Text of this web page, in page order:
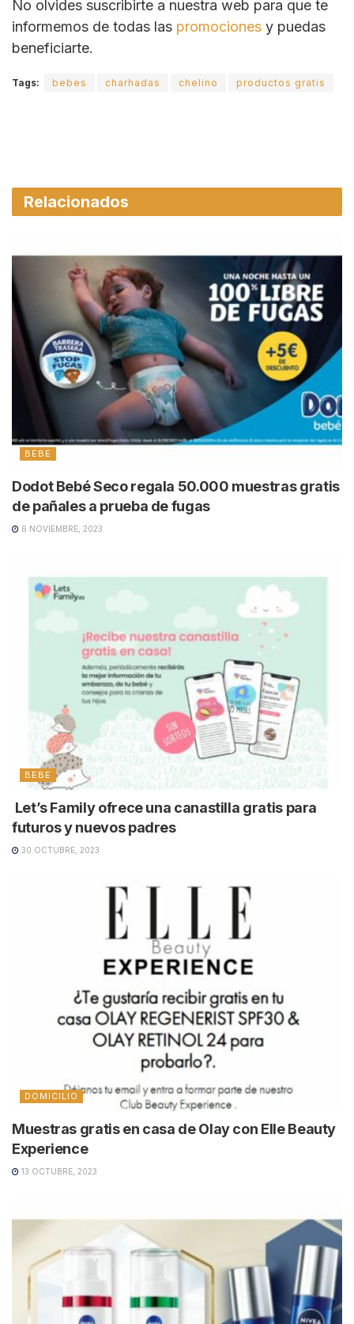
No olvides suscribirte a nuestra web para que te
informemos de todas las promociones y puedas
beneficiarte.
Tags: bebes charhadas chelino productos gratis
Relacionados
BEBE
Dodot Bebé Seco regala 50.000 muestras gratis
de pañales a prueba de fugas
6 NOVIEMBRE, 2023
BEBE
Let’s Family ofrece una canastilla gratis para
futuros y nuevos padres
30 OCTUBRE, 2023
DOMICILIO
Muestras gratis en casa de Olay con Elle Beauty
Experience
13 OCTUBRE, 2023